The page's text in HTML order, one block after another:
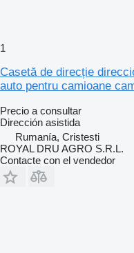
1
Casetă de direcție
auto pentru camioane
Precio a consultar
Dirección asistida
Rumanía, Cristesti
ROYAL DRU AGRO S.R.L.
Contacte con el vendedor